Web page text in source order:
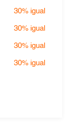
30% igual
30% igual
30% igual
30% igual